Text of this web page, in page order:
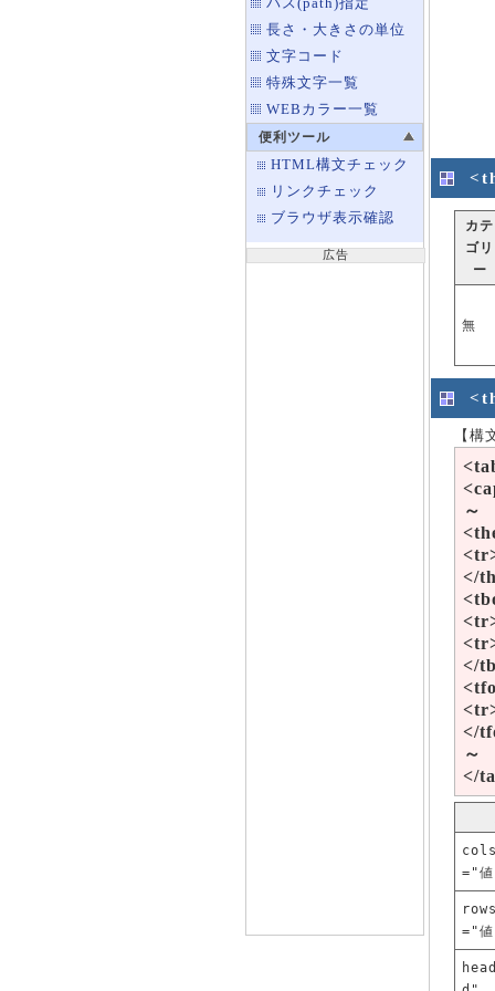
長さ・大きさの単位
文字コード
特殊文字一覧
WEBカラー一覧
便利ツール
HTML構文チェック
リンクチェック
ブラウザ表示確認
広告
カテ
ゴリ
ー
無
【構
～
</
</
</
～
</
="
="